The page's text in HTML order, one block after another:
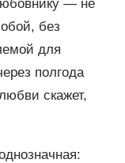
— не
без
для
полгода
скажет,